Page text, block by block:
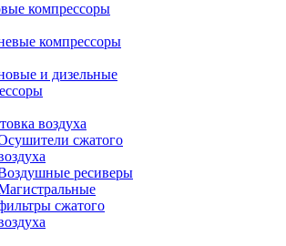
компрессоры
компрессоры
и дизельные
воздуха
сжатого
ресиверы
сжатого